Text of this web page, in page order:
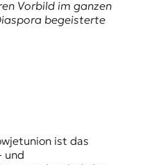
Vorbild im ganzen
begeisterte
und